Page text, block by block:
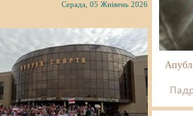
Серада, 05 Жнівень 2026